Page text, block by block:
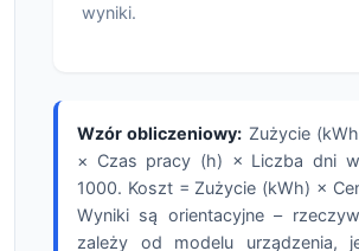
wyniki.
Wzór obliczeniowy: Zużycie
× Czas pracy (h) × Liczba dni
1000. Koszt = Zużycie (kWh) ×
Wyniki są orientacyjne –
zależy od modelu urządzenia,